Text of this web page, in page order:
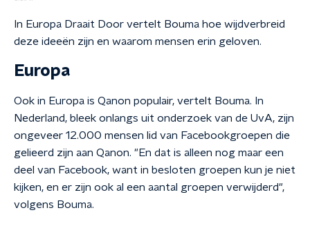
In Europa Draait Door vertelt Bouma hoe wijdverbreid
deze ideeën zijn en waarom mensen erin geloven.
Europa
Ook in Europa is Qanon populair, vertelt Bouma. In
Nederland, bleek onlangs uit onderzoek van de UvA, zijn
ongeveer 12.000 mensen lid van Facebookgroepen die
gelieerd zijn aan Qanon. "En dat is alleen nog maar een
deel van Facebook, want in besloten groepen kun je niet
kijken, en er zijn ook al een aantal groepen verwijderd",
volgens Bouma.